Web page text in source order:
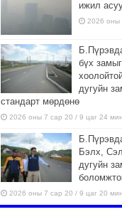
ижил
2026 оны
бүх
дугуйн
стандарт мөрдөнө
2026 оны 7 сар 20 / 9 цаг 24
Бэлх,
дугуйн
2026 оны 7 сар 20 / 9 цаг 20